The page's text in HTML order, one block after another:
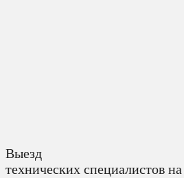
Выезд
технических специалистов